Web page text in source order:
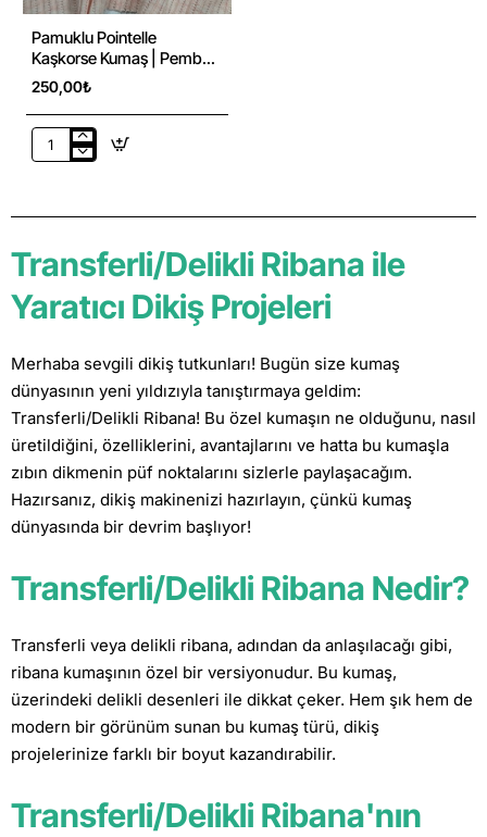
Transferli/Delikli Ribana ile
Yaratıcı Dikiş Projeleri
Merhaba sevgili dikiş tutkunları! Bugün size kumaş
dünyasının yeni yıldızıyla tanıştırmaya geldim:
Transferli/Delikli Ribana! Bu özel kumaşın ne olduğunu, nasıl
üretildiğini, özelliklerini, avantajlarını ve hatta bu kumaşla
zıbın dikmenin püf noktalarını sizlerle paylaşacağım.
Hazırsanız, dikiş makinenizi hazırlayın, çünkü kumaş
dünyasında bir devrim başlıyor!
Transferli/Delikli Ribana Nedir?
Transferli veya delikli ribana, adından da anlaşılacağı gibi,
ribana kumaşının özel bir versiyonudur. Bu kumaş,
üzerindeki delikli desenleri ile dikkat çeker. Hem şık hem de
modern bir görünüm sunan bu kumaş türü, dikiş
projelerinize farklı bir boyut kazandırabilir.
Transferli/Delikli Ribana'nın
Pamuklu Pointelle
Kaşkorse Kumaş | Pembe
Melanj
250,00₺
Pamuklu
Kumaş
Pembe
Melanj